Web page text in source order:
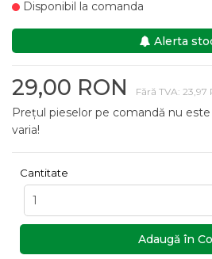
Disponibil la comanda
Alerta
29,00 RON Fără TVA: 23,97
Prețul pieselor pe comandă nu
varia!
Cantitate
Adaugă în